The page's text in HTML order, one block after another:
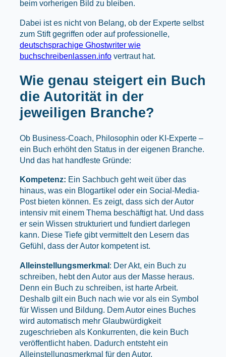
beim vorherigen Bild zu bleiben.
Dabei ist es nicht von Belang, ob der Experte selbst
zum Stift gegriffen oder auf professionelle,
deutschsprachige Ghostwriter wie
buchschreibenlassen.infovertraut hat.
Wie genau steigert ein Buch
die Autorität in der
jeweiligen Branche?
Ob Business-Coach, Philosophin oder KI-Experte –
ein Buch erhöht den Status in der eigenen Branche.
Und das hat handfeste Gründe:
Kompetenz: Ein Sachbuch geht weit über das
hinaus, was ein Blogartikel oder ein Social-Media-
Post bieten können. Es zeigt, dass sich der Autor
intensiv mit einem Thema beschäftigt hat. Und dass
er sein Wissen strukturiert und fundiert darlegen
kann. Diese Tiefe gibt vermittelt den Lesern das
Gefühl, dass der Autor kompetent ist.
Alleinstellungsmerkmal: Der Akt, ein Buch zu
schreiben, hebt den Autor aus der Masse heraus.
Denn ein Buch zu schreiben, ist harte Arbeit.
Deshalb gilt ein Buch nach wie vor als ein Symbol
für Wissen und Bildung. Dem Autor eines Buches
wird automatisch mehr Glaubwürdigkeit
zugeschrieben als Konkurrenten, die kein Buch
veröffentlicht haben. Dadurch entsteht ein
Alleinstellungsmerkmal für den Autor.